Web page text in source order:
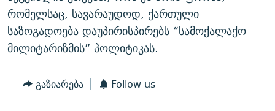
რომელსაც, სავარაუდოდ, ქართული
საზოგადოება დაუპირისპირებს “სამოქალაქო
მილიტარიზმის” პოლიტიკას.
გაზიარება Follow us